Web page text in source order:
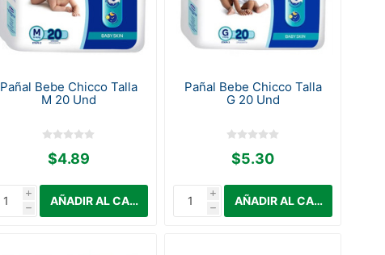
Pañal Bebe Chicco Talla
M 20 Und
$4.89
i
h
Pañal Bebe Chicco Talla
G 20 Und
$5.30
i
h